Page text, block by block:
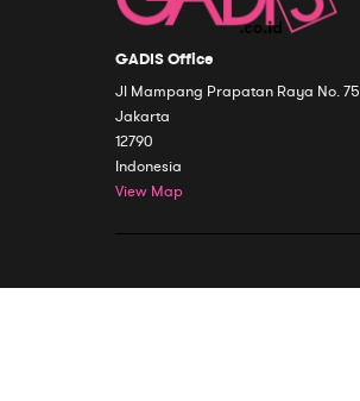
GADIS Office
Jl Mampang Prapatan Raya No. 75
Jakarta
12790
Indonesia
View Map